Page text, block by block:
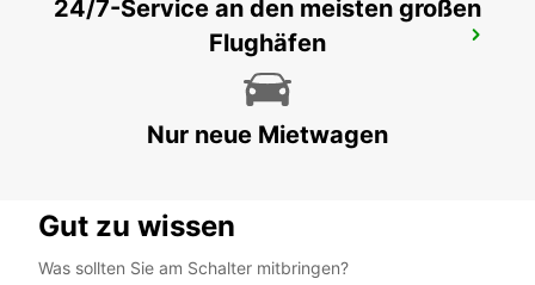
HAMBURG HAUPTBAHNHOF
24/7-Service an den meisten großen
Flughäfen
Nur neue Mietwagen
Gut zu wissen
Was sollten Sie am Schalter mitbringen?